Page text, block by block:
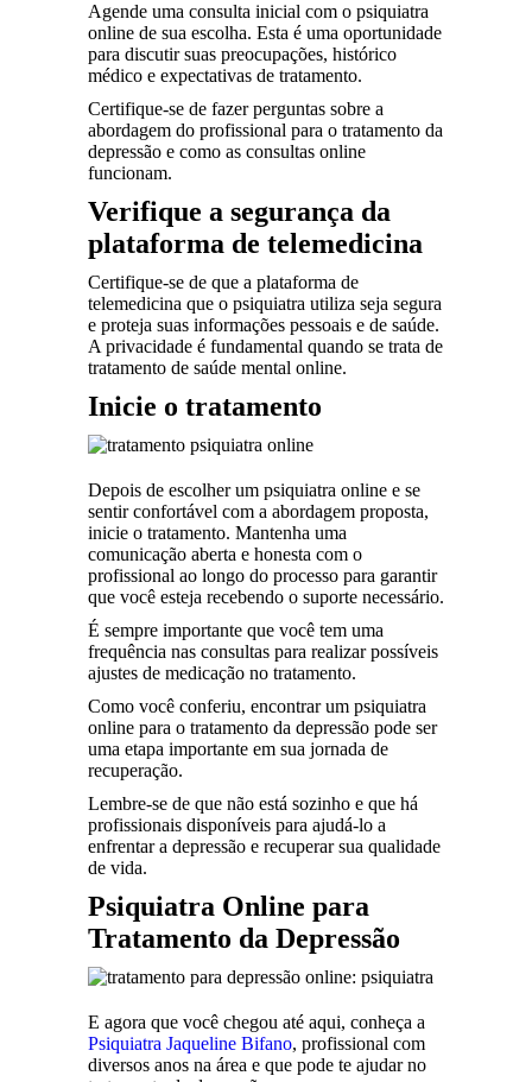
Agende uma consulta inicial com o psiquiatra
online de sua escolha. Esta é uma oportunidade
para discutir suas preocupações, histórico
médico e expectativas de tratamento.
Certifique-se de fazer perguntas sobre a
abordagem do profissional para o tratamento da
depressão e como as consultas online
funcionam.
Verifique a segurança da
plataforma de telemedicina
Certifique-se de que a plataforma de
telemedicina que o psiquiatra utiliza seja segura
e proteja suas informações pessoais e de saúde.
A privacidade é fundamental quando se trata de
tratamento de saúde mental online.
Inicie o tratamento
Depois de escolher um psiquiatra online e se
sentir confortável com a abordagem proposta,
inicie o tratamento. Mantenha uma
comunicação aberta e honesta com o
profissional ao longo do processo para garantir
que você esteja recebendo o suporte necessário.
É sempre importante que você tem uma
frequência nas consultas para realizar possíveis
ajustes de medicação no tratamento.
Como você conferiu, encontrar um psiquiatra
online para o tratamento da depressão pode ser
uma etapa importante em sua jornada de
recuperação.
Lembre-se de que não está sozinho e que há
profissionais disponíveis para ajudá-lo a
enfrentar a depressão e recuperar sua qualidade
de vida.
Psiquiatra Online para
Tratamento da Depressão
E agora que você chegou até aqui, conheça a
Psiquiatra Jaqueline Bifano, profissional com
diversos anos na área e que pode te ajudar no